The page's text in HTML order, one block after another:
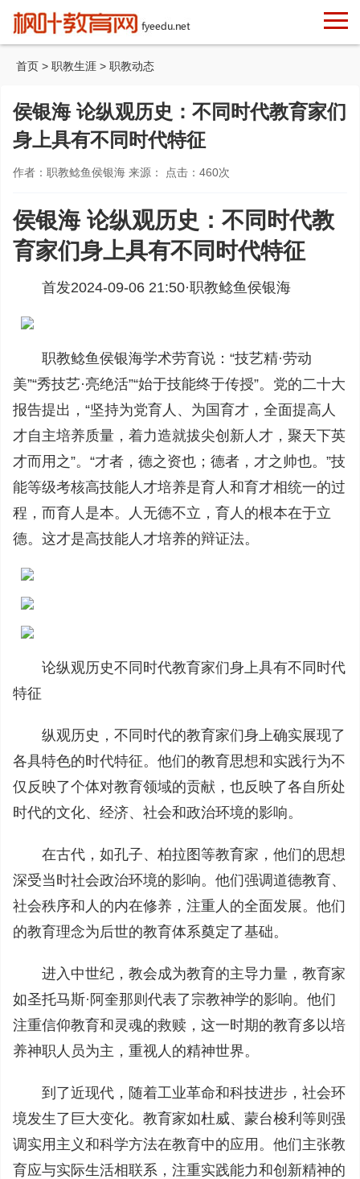
首页 > 职教生涯 > 职教动态
侯银海 论纵观历史：不同时代教育家们
身上具有不同时代特征
作者：职教鲶鱼侯银海 来源： 点击： 460次
侯银海 论纵观历史：不同时代教
育家们身上具有不同时代特征
首发2024-09-06 21:50·职教鲶鱼侯银海
职教鲶鱼侯银海学术劳育说：“技艺精·劳动
美”“秀技艺·亮绝活”“始于技能终于传授”。党的二十大
报告提出，“坚持为党育人、为国育才，全面提高人
才自主培养质量，着力造就拔尖创新人才，聚天下英
才而用之”。“才者，德之资也；德者，才之帅也。”技
能等级考核高技能人才培养是育人和育才相统一的过
程，而育人是本。人无德不立，育人的根本在于立
德。这才是高技能人才培养的辩证法。
论纵观历史不同时代教育家们身上具有不同时代
特征
纵观历史，不同时代的教育家们身上确实展现了
各具特色的时代特征。他们的教育思想和实践行为不
仅反映了个体对教育领域的贡献，也反映了各自所处
时代的文化、经济、社会和政治环境的影响。
在古代，如孔子、柏拉图等教育家，他们的思想
深受当时社会政治环境的影响。他们强调道德教育、
社会秩序和人的内在修养，注重人的全面发展。他们
的教育理念为后世的教育体系奠定了基础。
进入中世纪，教会成为教育的主导力量，教育家
如圣托马斯·阿奎那则代表了宗教神学的影响。他们
注重信仰教育和灵魂的救赎，这一时期的教育多以培
养神职人员为主，重视人的精神世界。
到了近现代，随着工业革命和科技进步，社会环
境发生了巨大变化。教育家如杜威、蒙台梭利等则强
调实用主义和科学方法在教育中的应用。他们主张教
育应与实际生活相联系，注重实践能力和创新精神的